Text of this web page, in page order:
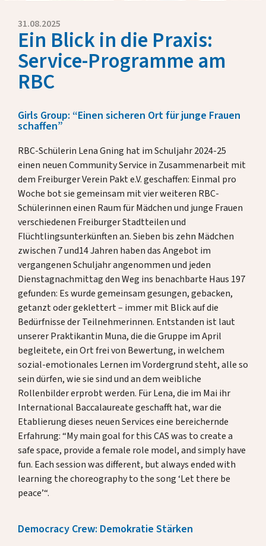
Presse
Jahresberichte
Briefe unserer Rektorin
Fördern & Unterstützen
Alumni
Gastfamilien
Kontakt
Spenden
DE EN
31.08.2025
Ein Blick in die Praxis:
Service-Programme am
RBC
Girls Group: “Einen sicheren Ort für junge Frauen
schaffen”
RBC-Schülerin Lena Gning hat im Schuljahr 2024-25
einen neuen Community Service in Zusammenarbeit mit
dem Freiburger Verein Pakt e.V. geschaffen: Einmal pro
Woche bot sie gemeinsam mit vier weiteren RBC-
Schülerinnen einen Raum für Mädchen und junge Frauen
verschiedenen Freiburger Stadtteilen und
Flüchtlingsunterkünften an. Sieben bis zehn Mädchen
zwischen 7 und14 Jahren haben das Angebot im
vergangenen Schuljahr angenommen und jeden
Dienstagnachmittag den Weg ins benachbarte Haus 197
gefunden: Es wurde gemeinsam gesungen, gebacken,
getanzt oder geklettert – immer mit Blick auf die
Bedürfnisse der Teilnehmerinnen. Entstanden ist laut
unserer Praktikantin Muna, die die Gruppe im April
begleitete, ein Ort frei von Bewertung, in welchem
sozial-emotionales Lernen im Vordergrund steht, alle so
sein dürfen, wie sie sind und an dem weibliche
Rollenbilder erprobt werden. Für Lena, die im Mai ihr
International Baccalaureate geschafft hat, war die
Etablierung dieses neuen Services eine bereichernde
Erfahrung: “My main goal for this CAS was to create a
safe space, provide a female role model, and simply have
fun. Each session was different, but always ended with
learning the choreography to the song ‘Let there be
peace’“.
Democracy Crew: Demokratie Stärken